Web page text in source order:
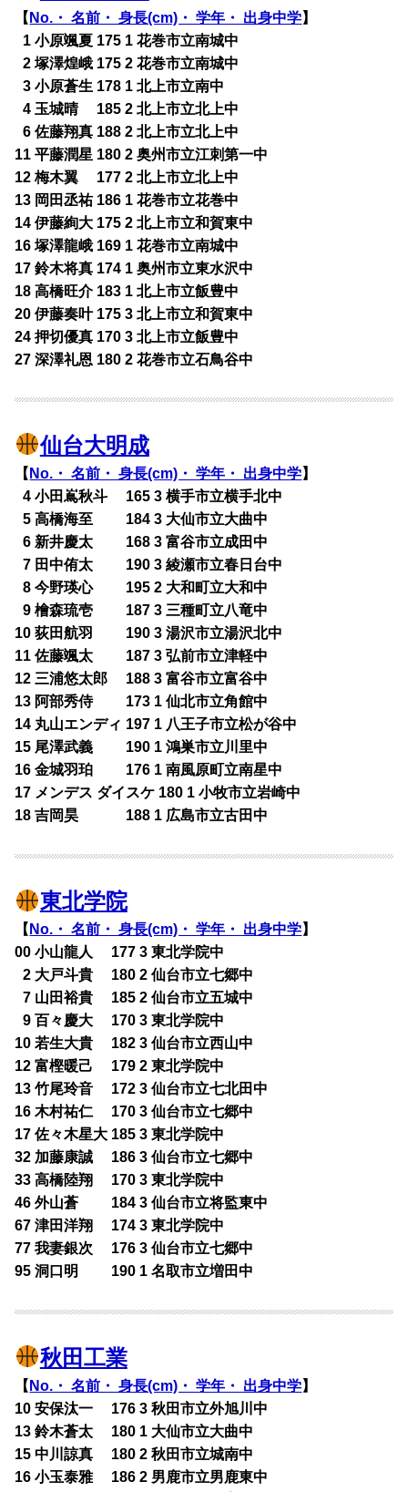
【 No.・ 名前・ 身長(cm)・ 学年・ 出身中学】
1 小原颯夏 175 1 花巻市立南城中
02 塚澤煌峨 175 2 花巻市立南城中
03 小原蒼生 178 1 北上市立南中
04 玉城晴 185 2 北上市立北上中
06 佐藤翔真 188 2 北上市立北上中
11 平藤潤星 180 2 奥州市立江刺第一中
12 梅木翼 177 2 北上市立北上中
13 岡田丞祐 186 1 花巻市立花巻中
14 伊藤絢大 175 2 北上市立和賀東中
16 塚澤龍峨 169 1 花巻市立南城中
17 鈴木将真 174 1 奥州市立東水沢中
18 高橋旺介 183 1 北上市立飯豊中
20 伊藤奏叶 175 3 北上市立和賀東中
24 押切優真 170 3 北上市立飯豊中
27 深澤礼恩 180 2 花巻市立石鳥谷中
仙台大明成
【 No.・ 名前・ 身長(cm)・ 学年・ 出身中学】
04 小田嶌秋斗 165 3 横手市立横手北中
05 高橋海至 184 3 大仙市立大曲中
06 新井慶太 168 3 富谷市立成田中
07 田中侑太 190 3 綾瀬市立春日台中
08 今野瑛心 195 2 大和町立大和中
09 檜森琉壱 187 3 三種町立八竜中
10 荻田航羽 190 3 湯沢市立湯沢北中
11 佐藤颯太 187 3 弘前市立津軽中
12 三浦悠太郎 188 3 富谷市立富谷中
13 阿部秀侍 173 1 仙北市立角館中
14 丸山エンディ 197 1 八王子市立松が谷中
15 尾澤武義 190 1 鴻巣市立川里中
16 金城羽珀 176 1 南風原町立南星中
17 メンデス ダイスケ 180 1 小牧市立岩崎中
18 吉岡昊 188 1 広島市立古田中
東北学院
【 No.・ 名前・ 身長(cm)・ 学年・ 出身中学】
00 小山龍人 177 3 東北学院中
02 大戸斗貴 180 2 仙台市立七郷中
07 山田裕貴 185 2 仙台市立五城中
09 百々慶大 170 3 東北学院中
10 若生大貴 182 3 仙台市立西山中
12 富樫暖己 179 2 東北学院中
13 竹尾玲音 172 3 仙台市立七北田中
16 木村祐仁 170 3 仙台市立七郷中
17 佐々木星大 185 3 東北学院中
32 加藤康誠 186 3 仙台市立七郷中
33 高橋陸翔 170 3 東北学院中
46 外山蒼 184 3 仙台市立将監東中
67 津田洋翔 174 3 東北学院中
77 我妻銀次 176 3 仙台市立七郷中
95 洞口明 190 1 名取市立増田中
秋田工業
【 No.・ 名前・ 身長(cm)・ 学年・ 出身中学】
10 安保汰一 176 3 秋田市立外旭川中
13 鈴木蒼太 180 1 大仙市立大曲中
15 中川諒真 180 2 秋田市立城南中
16 小玉泰雅 186 2 男鹿市立男鹿東中